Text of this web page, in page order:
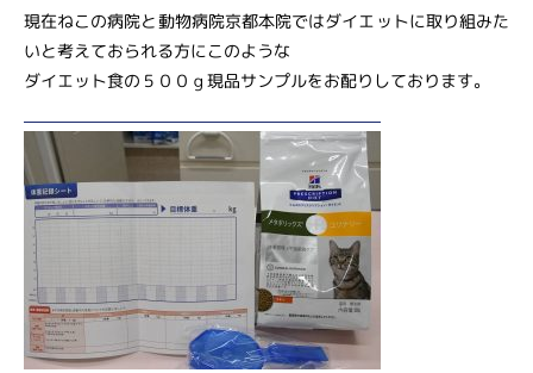
現在ねこの病院と動物病院京都本院ではダイエットに取り組みた
いと考えておられる方にこのような
ダイエット食の５００ｇ現品サンプルをお配りしております。